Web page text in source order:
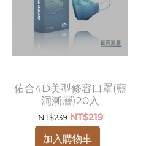
佑合4D美型修容口罩(藍
洞漸層)20入
NT$239 NT$219
加入購物車